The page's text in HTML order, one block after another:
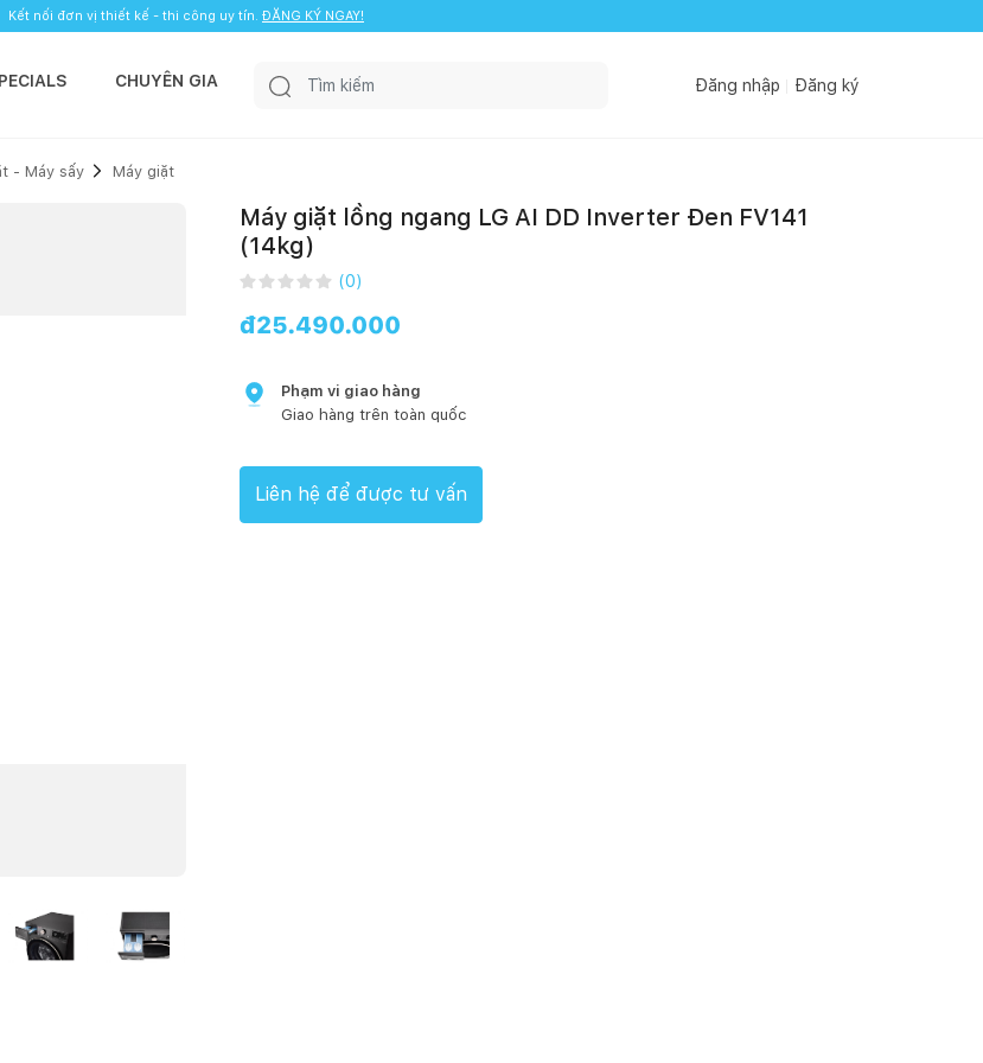
Kết nối đơn vị thiết kế - thi công uy tín. ĐĂNG KÝ NGAY!
CHUYÊN GIA Đăng nhập Đăng ký
- Máy sấy Máy giặt
Máy giặt lồng ngang LG AI DD Inverter Đen FV141
(14kg)
(0)
đ25.490.000
Phạm vi giao hàng
Giao hàng trên toàn quốc
Liên hệ để được tư vấn